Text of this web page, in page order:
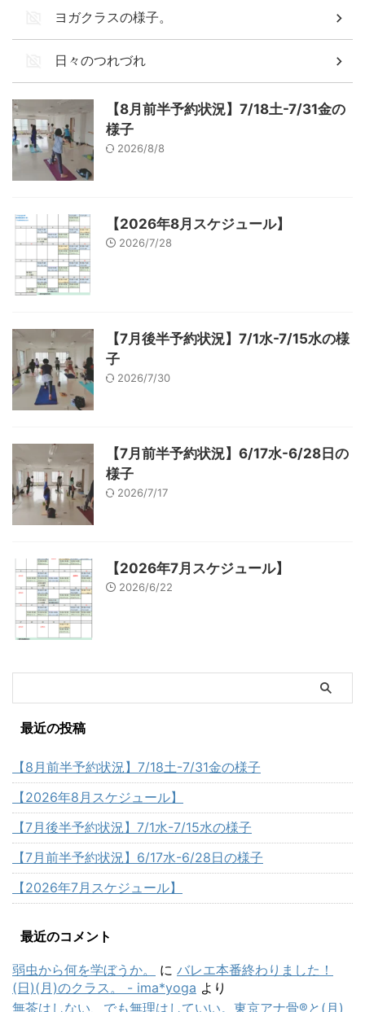
ヨガクラスの様子。
日々のつれづれ
【8月前半予約状況】7/18土-7/31金の
様子
2026/8/8
【2026年8月スケジュール】
2026/7/28
【7月後半予約状況】7/1水-7/15水の様
子
2026/7/30
【7月前半予約状況】6/17水-6/28日の
様子
2026/7/17
【2026年7月スケジュール】
2026/6/22
最近の投稿
【8月前半予約状況】7/18土-7/31金の様子
【2026年8月スケジュール】
【7月後半予約状況】7/1水-7/15水の様子
【7月前半予約状況】6/17水-6/28日の様子
【2026年7月スケジュール】
最近のコメント
弱虫から何を学ぼうか。 に バレエ本番終わりました！
(日)(月)のクラス。 - ima*yoga より
無茶はしない、でも無理はしていい。東京アナ骨®と(月)